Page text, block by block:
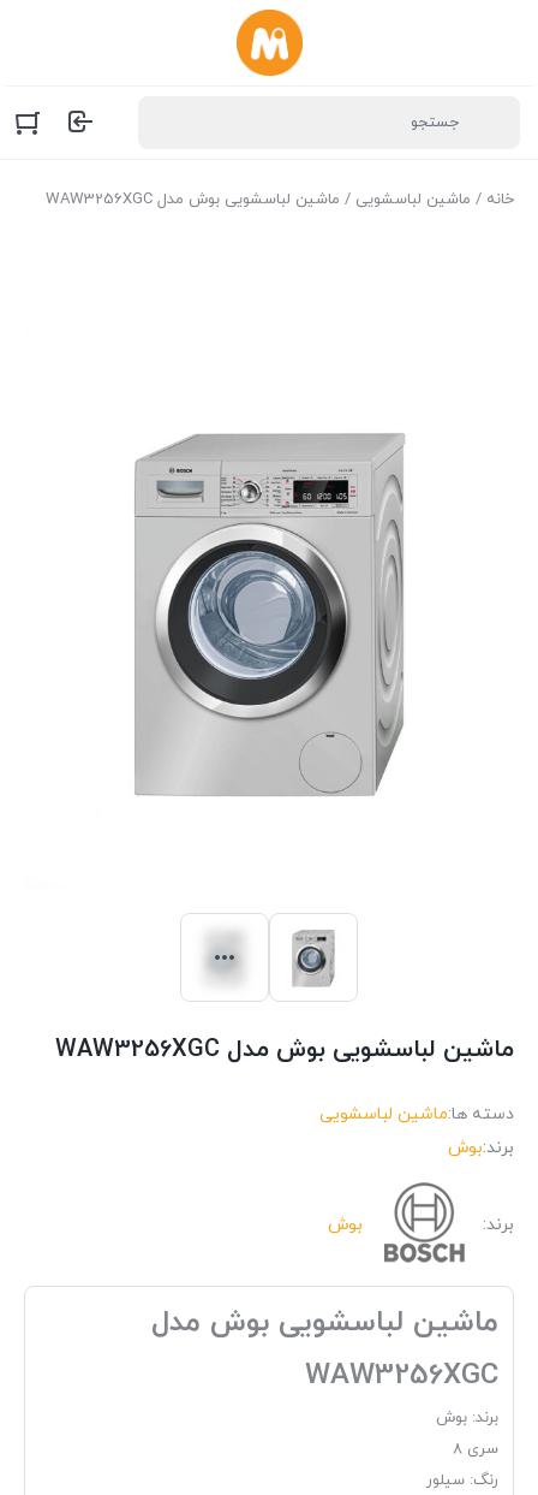
خانه / ماشین لباسشویی / ماشین لباسشویی بوش مدل WAW3256XGC
ماشین لباسشویی بوش مدل WAW3256XGC
دسته ها:ماشین لباسشویی
برند:بوش
برند: بوش
ماشین لباسشویی بوش مدل
WAW3256XGC
برند: بوش
سری 8
رنگ: سیلور